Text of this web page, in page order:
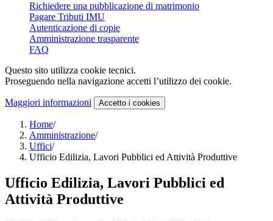
Richiedere una pubblicazione di matrimonio
Pagare Tributi IMU
Autenticazione di copie
Amministrazione trasparente
FAQ
Questo sito utilizza cookie tecnici.
Proseguendo nella navigazione accetti l’utilizzo dei cookie.
Maggiori informazioni Accetto i cookies
Home/
Amministrazione/
Uffici/
Ufficio Edilizia, Lavori Pubblici ed Attività Produttive
Ufficio Edilizia, Lavori Pubblici ed
Attività Produttive